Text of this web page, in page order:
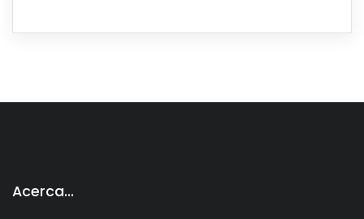
Acerca…